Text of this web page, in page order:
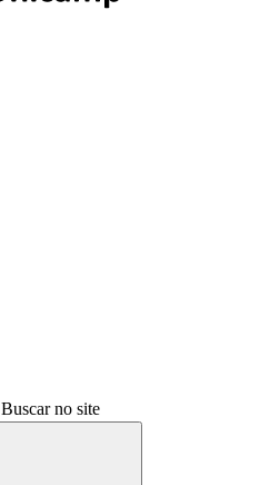
Buscar no site